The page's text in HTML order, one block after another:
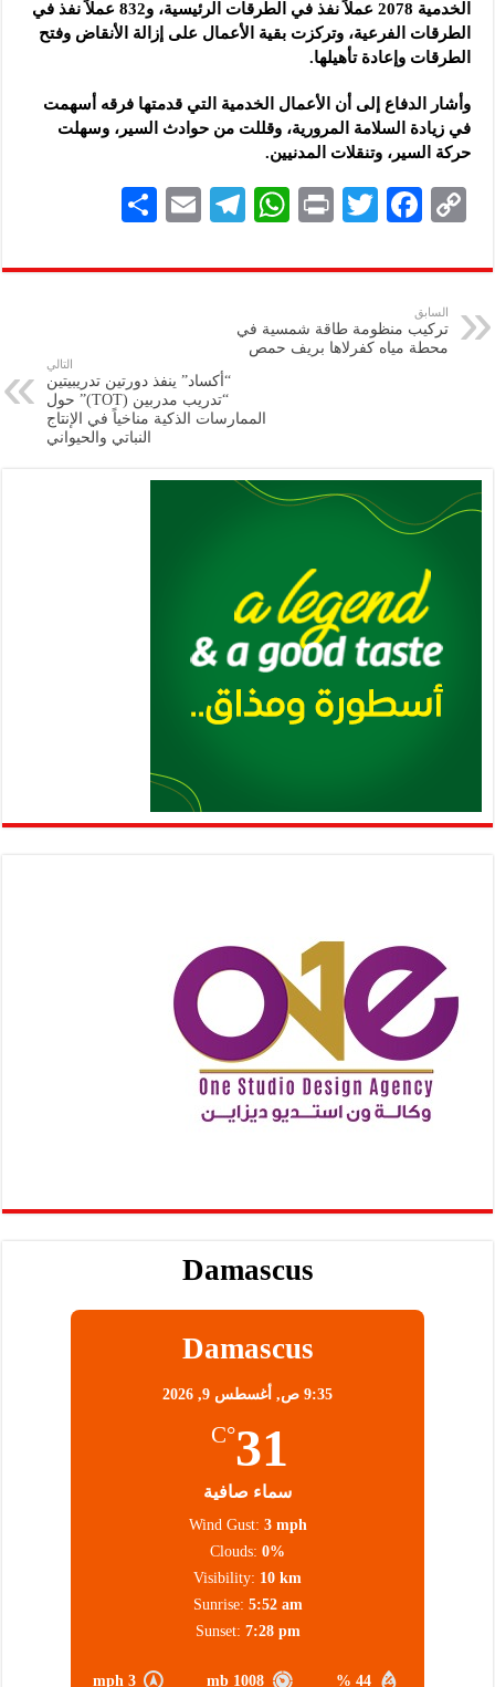
الخدمية 2078 عملاً نفذ في الطرقات الرئيسية، و832 عملاً نفذ في
الطرقات الفرعية، وتركزت بقية الأعمال على إزالة الأنقاض وفتح
الطرقات وإعادة تأهيلها.
وأشار الدفاع إلى أن الأعمال الخدمية التي قدمتها فرقه أسهمت
في زيادة السلامة المرورية، وقللت من حوادث السير، وسهلت
حركة السير، وتنقلات المدنيين.
C
p
y
Li
F
eb
k
T
tt
P
nt
W
at
A
p
Te
gr
E
ai
ar
السابق
تركيب منظومة طاقة شمسية في
محطة مياه كفرلاها بريف حمص
التالي
“أكساد” ينفذ دورتين تدريبيتين
“تدريب مدربين (TOT)” حول
الممارسات الذكية مناخياً في الإنتاج
النباتي والحيواني
Damascus
Damascus
9:35 ص, أغسطس 9, 2026
31
°C
سماء صافية
44 %
1008 mb
3 mph
Wind Gust: 3 mph
Clouds: 0%
Visibility: 10 km
Sunrise: 5:52 am
Sunset: 7:28 pm